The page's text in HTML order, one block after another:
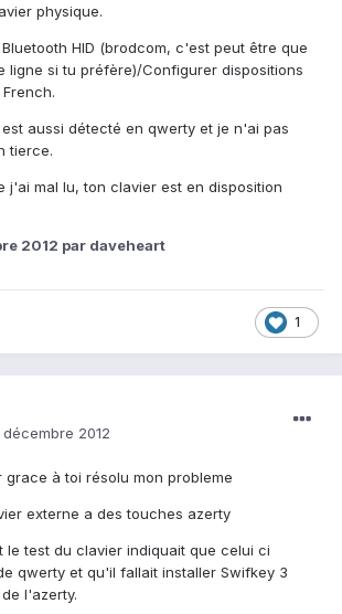
physique.
HID (brodcom, c'est peut être que
ligne si tu préfère)/Configurer dispositions
aussi détecté en qwerty et je n'ai pas
tierce.
j'ai mal lu, ton clavier est en disposition
2012 par daveheart
1
décembre 2012
à toi résolu mon probleme
externe a des touches azerty
le test du clavier indiquait que celui ci
qwerty et qu'il fallait installer Swifkey 3
l'azerty.